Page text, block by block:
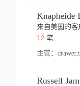
来自美国的客
12 笔
主营：